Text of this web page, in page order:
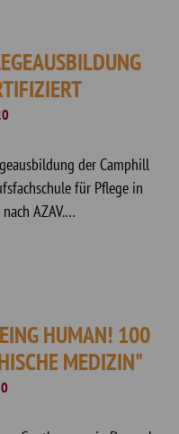
der Camphill
für Pflege in
AZAV.…
HUMAN! 100
MEDIZIN"